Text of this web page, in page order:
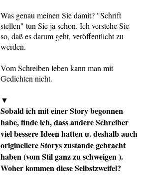
Was genau meinen Sie damit? "Schrift
stellen" tun Sie ja schon. Ich verstehe Sie
so, daß es darum geht, veröffentlicht zu
werden.
Vom Schreiben leben kann man mit
Gedichten nicht.
▼
Sobald ich mit einer Story begonnen
habe, finde ich, dass andere Schreiber
viel bessere Ideen hatten u. deshalb auch
originellere Storys zustande gebracht
haben (vom Stil ganz zu schweigen ).
Woher kommen diese Selbstzweifel?